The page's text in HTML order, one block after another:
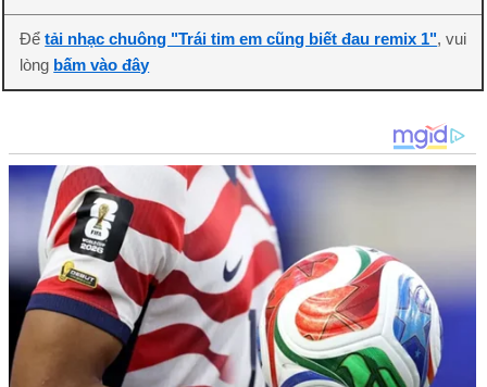
Đểtải nhạc chuông "Trái tim em cũng biết đau remix 1", vui
lòng bấm vào đây